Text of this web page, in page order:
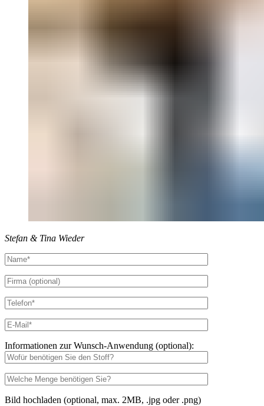
Stefan & Tina Wieder
Informationen zur Wunsch-Anwendung (optional):
Bild hochladen (optional, max. 2MB, .jpg oder .png)